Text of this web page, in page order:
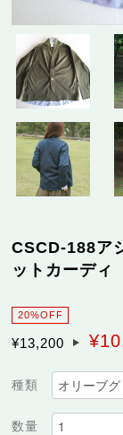
CSCD-188ア
ットカーディ
20%OFF
¥13,200
種類
数量